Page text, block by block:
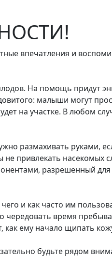
впечатления и
На помощь придут
малыши могут
на участке. В любом
размахивать руками,
привлекать насекомых
разрешенный для
и как часто им
время
как ему начало щипать
будьте рядом